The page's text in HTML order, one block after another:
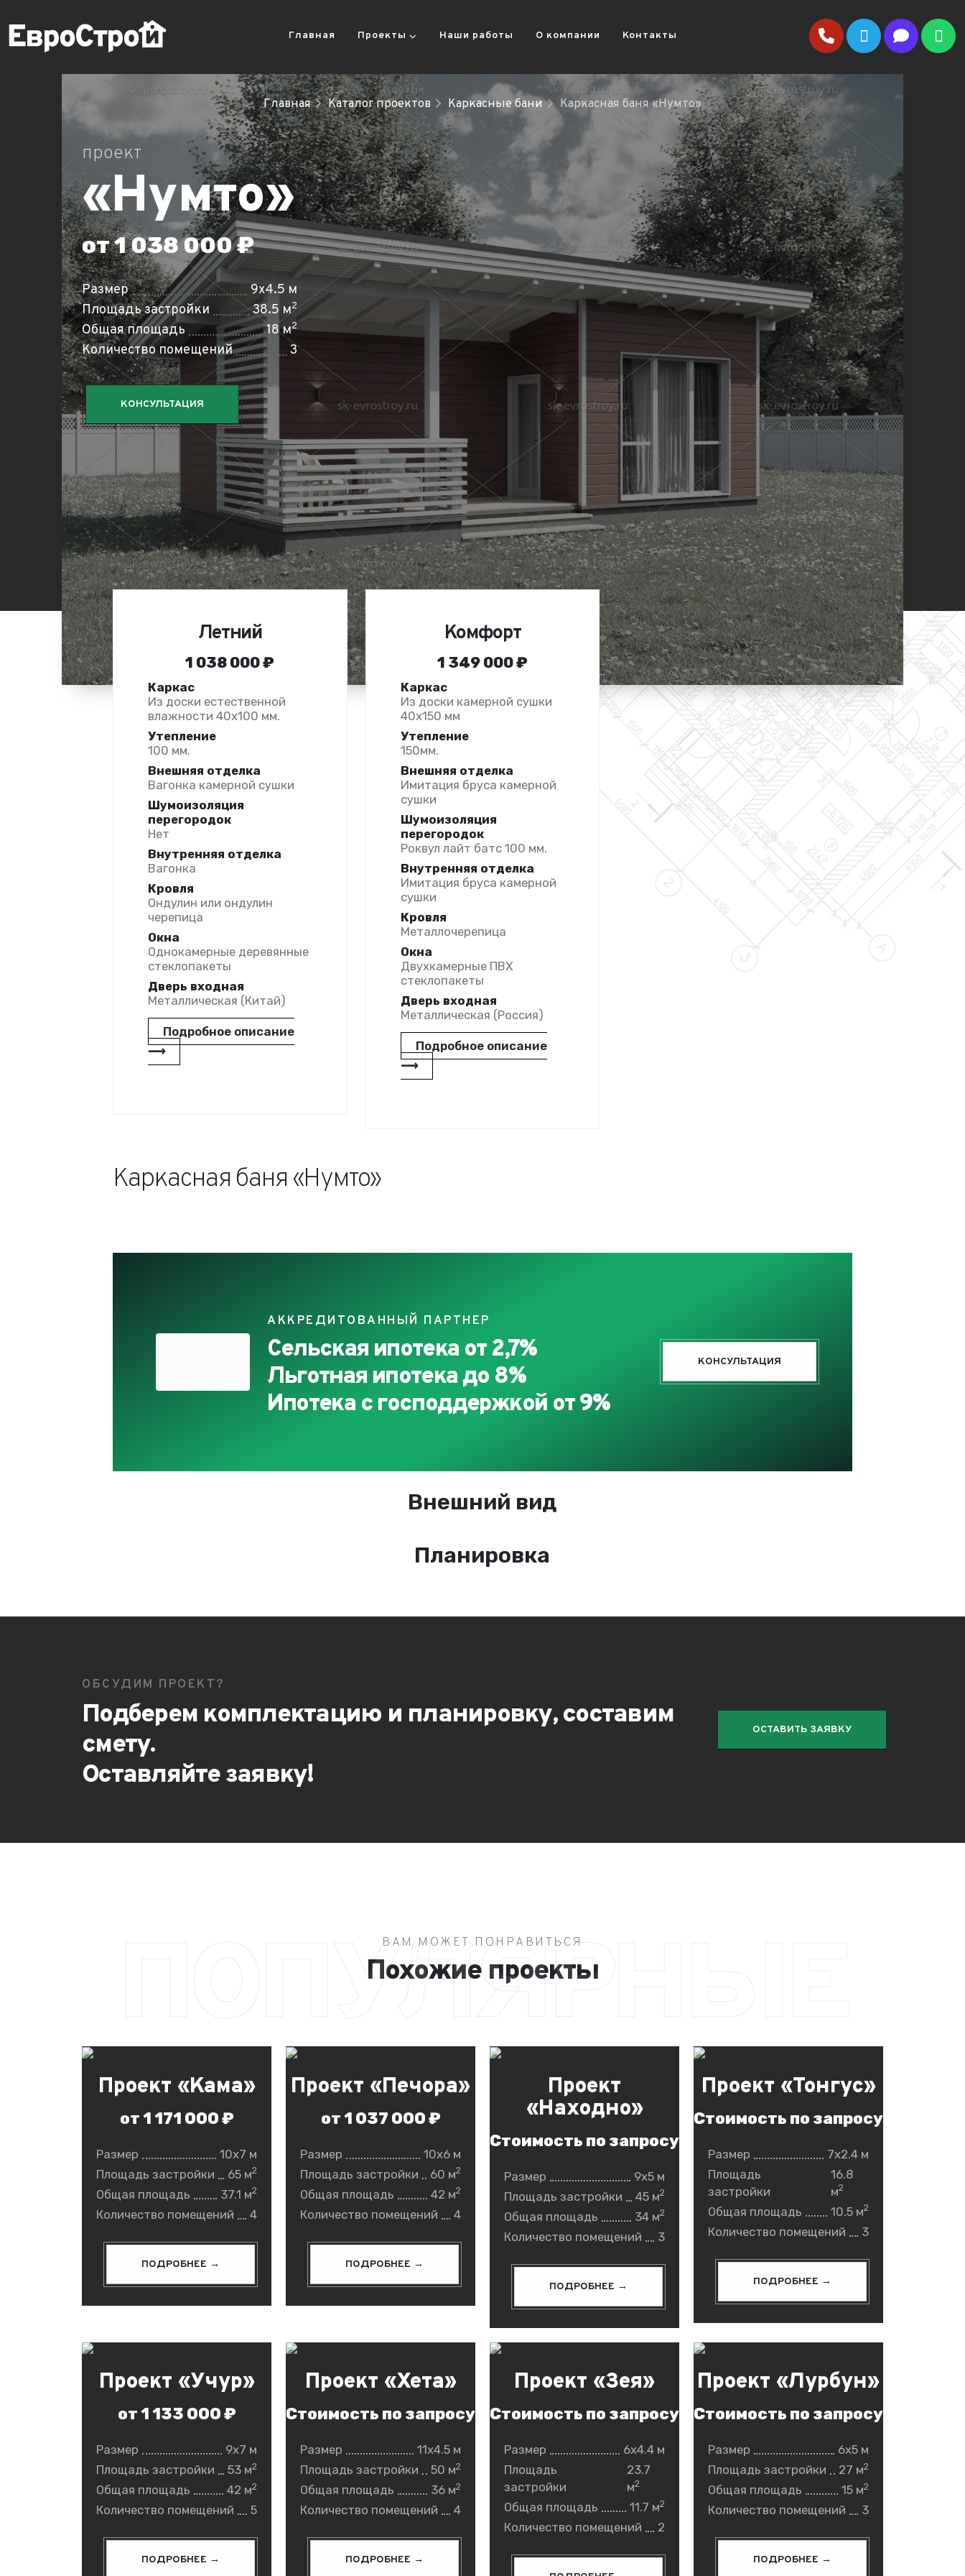
Главная Проекты Наши работы О компании Контакты
Главная Каталог проектов Каркасные бани Каркасная баня «Нумто»
проект
«Нумто»
от 1 038 000 ₽
Размер
9x4.5 м
Площадь застройки
38.5 м2
Общая площадь 18 м2
Количество помещений 3
КОНСУЛЬТАЦИЯ
Комплектации и цены
Летний
1 038 000 ₽
Каркас
Из доски естественной
влажности 40х100 мм.
Утепление
100 мм.
Внешняя отделка
Вагонка камерной сушки
Шумоизоляция
перегородок
Нет
Внутренняя отделка
Вагонка
Кровля
Ондулин или ондулин
черепица
Окна
Однокамерные деревянные
стеклопакеты
Дверь входная
Металлическая (Китай)
Подробное описание
⟶
Комфорт
1 349 000 ₽
Каркас
Из доски камерной сушки
40х150 мм
Утепление
150мм.
Внешняя отделка
Имитация бруса камерной
сушки
Шумоизоляция
перегородок
Роквул лайт батс 100 мм.
Внутренняя отделка
Имитация бруса камерной
сушки
Кровля
Металлочерепица
Окна
Двухкамерные ПВХ
стеклопакеты
Дверь входная
Металлическая (Россия)
Подробное описание
⟶
Каркасная баня «Нумто»
АККРЕДИТОВАННЫЙ ПАРТНЕР
Сельская ипотека от 2,7%
Льготная ипотека до 8%
Ипотека с господдержкой от 9%
КОНСУЛЬТАЦИЯ
Внешний вид
Планировка
ОБСУДИМ ПРОЕКТ?
Подберем комплектацию и планировку, составим
смету.
Оставляйте заявку!
ОСТАВИТЬ ЗАЯВКУ
ПОПУЛЯРНЫЕ
ВАМ МОЖЕТ ПОНРАВИТЬСЯ
Похожие проекты
Проект «Кама»
от 1 171 000 ₽
Размер
10x7 м
Площадь застройки
65 м2
Общая площадь 37.1 м2
Количество помещений 4
ПОДРОБНЕЕ →
Проект «Печора»
от 1 037 000 ₽
Размер
10x6 м
Площадь застройки
60 м2
Общая площадь 42 м2
Количество помещений 4
ПОДРОБНЕЕ →
Проект
«Находно»
Стоимость по запросу
Размер
9x5 м
Площадь застройки
45 м2
Общая площадь 34 м2
Количество помещений 3
ПОДРОБНЕЕ →
Проект «Тонгус»
Стоимость по запросу
Размер
7x2.4 м
Площадь
застройки
16.8
м2
Общая площадь 10.5 м2
Количество помещений 3
ПОДРОБНЕЕ →
Проект «Учур»
от 1 133 000 ₽
Размер
9x7 м
Площадь застройки
53 м2
Общая площадь 42 м2
Количество помещений 5
ПОДРОБНЕЕ →
Проект «Хета»
Стоимость по запросу
Размер
11x4.5 м
Площадь застройки
50 м2
Общая площадь 36 м2
Количество помещений 4
ПОДРОБНЕЕ →
Проект «Зея»
Стоимость по запросу
Размер
6x4.4 м
Площадь
застройки
23.7
м2
Общая площадь 11.7 м2
Количество помещений 2
Проект «Лурбун»
Стоимость по запросу
Размер
6x5 м
Площадь застройки
27 м2
Общая площадь 15 м2
Количество помещений 3
ПОДРОБНЕЕ →